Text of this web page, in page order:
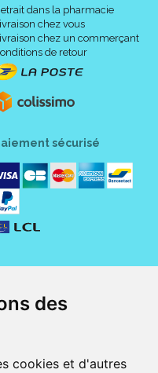
des
cookies et d'autres
dans la pharmacie
chez vous
chez un commerçant
de retour
sécurisé
au prix les plus bas possible
médical. 1700 en médicaments sans
les service suivants :
sur la France (Andorre, Monaco et
Colissimo et ses partenaires à l'